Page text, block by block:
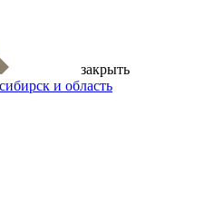
закрыть
и область